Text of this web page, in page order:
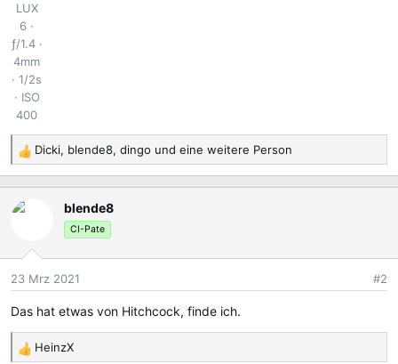
LUX
6
ƒ/1.4
4mm
1/2s
ISO
400
R
e
a
k
o
n
n
:
Dicki, blende8, dingo und eine weitere Person
blende8
CI-Pate
23 Mrz 2021 #2
Das hat etwas von Hitchcock, finde ich.
R
HeinzX